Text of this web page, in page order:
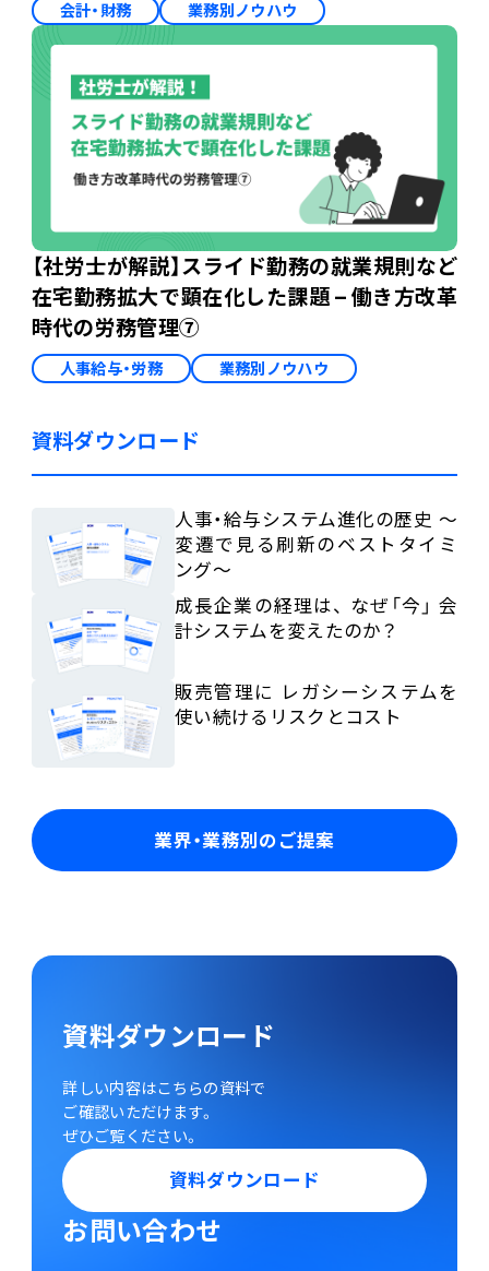
会計・財務 業務別ノウハウ
【社労士が解説】スライド勤務の就業規則など
在宅勤務拡大で顕在化した課題 – 働き方改革
時代の労務管理⑦
人事給与・労務 業務別ノウハウ
資料ダウンロード
人事・給与システム進化の歴史 ～
変遷で見る刷新のベストタイミ
ング～
成長企業の経理は、 なぜ「今」 会
計システムを変えたのか？
販売管理に レガシーシステムを
使い続けるリスクとコスト
業界・業務別のご提案
資料ダウンロード
詳しい内容はこちらの資料で
ご確認いただけます。
ぜひご覧ください。
資料ダウンロード
お問い合わせ